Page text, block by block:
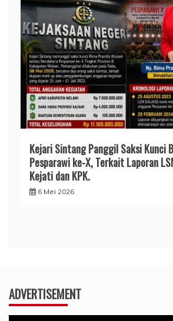
Kejari Sintang Panggil Saksi Kunci
Pesparawi ke-X, Terkait Laporan
Kejati dan KPK.
6 Mei 2026
ADVERTISEMENT